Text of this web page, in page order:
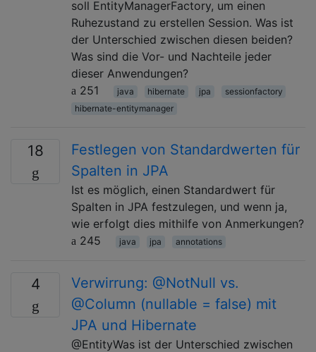
soll EntityManagerFactory, um einen
Ruhezustand zu erstellen Session. Was ist
der Unterschied zwischen diesen beiden?
Was sind die Vor- und Nachteile jeder
dieser Anwendungen?
251
java hibernate jpa
sessionfactory
hibernate-entitymanager
18
Festlegen von Standardwerten für
Spalten in JPA
Ist es möglich, einen Standardwert für
Spalten in JPA festzulegen, und wenn ja,
wie erfolgt dies mithilfe von Anmerkungen?
245
java jpa annotations
4
Verwirrung: @NotNull vs.
@Column (nullable = false) mit
JPA und Hibernate
@EntityWas ist der Unterschied zwischen